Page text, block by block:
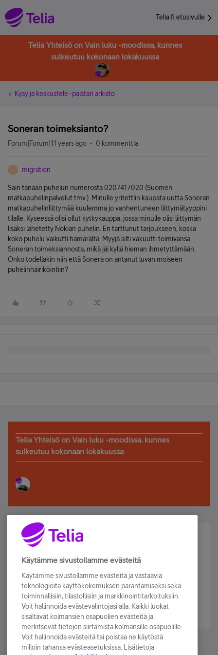
Telia.fi etusivulle
Telia Yhteisö on Vain luku -moodissa, kunnes
sulkeutuu kokonaan lokakuussa
Kysy ja keskustele -palstan arkisto
Soneran toimeksianto?
Forum|Forum|11 years ago 0 kommenttia
M migration
Sain tänään puhelun numerosta 0207417020 (Suomen
matkapuhelinpalvelut tmv.). Minulle yritettiin kaupata uutta Soneran
matkapuhelinliittymää kuulemma jo vanhentuneen liittymätyyppini
tilalle. Kyseessä olisi ollut kytkykauppa, jossa minulle olisi liittymän
lisäksi lähetetty Nokian puhelin. En tarttunut tarjoukseen, koska
koko puhelu vaikutti hämärältä. Myyjä silti vakuutti toimivansa
Soneran toimeksiannosta, mikä jäi kyllä hieman ihmetyttämään.
Onko todellakin niin että Sonera on antanut luvan moiseen
puhelinhäiriköintiin?
Telia Yhteisö on Vain luku -moodissa, kunnes
sulkeutuu kokonaan lokakuussa
Älä jää paitsi – osallistu ja voita!
Tilaa Telian uutiskirje ja olet mukana arvonnassa.
sähköpostiisi.
Tilaa nyt
Käytämme sivustollamme evästeitä
Käytämme sivustollamme evästeitä ja vastaavia
teknologioita käyttökokemuksen parantamiseksi sekä
toiminnallisiin, tilastollisiin ja markkinointitarkoituksiin.
Voit hallinnoida evästevalintojasi alla. Kaikki luokat
sisältävät kolmansien osapuolien evästeitä ja
merkitsevät tietojen siirtämistä kolmansille osapuolille.
Voit hallinnoida evästeitä tai poistaa ne käytöstä
milloin tahansa evästeasetuksissa. Lisätietoja